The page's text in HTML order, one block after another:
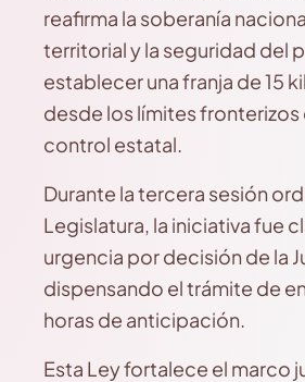
reafirma la soberanía
territorial y la seguridad del
establecer una franja de 15
desde los límites fronterizos
control estatal.
Durante la tercera sesión
Legislatura, la iniciativa fue
urgencia por decisión de la
dispensando el trámite de
horas de anticipación.
Esta Ley fortalece el marco